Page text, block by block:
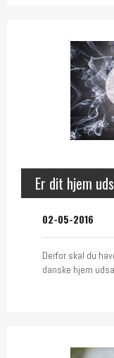
Er dit hjem
02-05-2016
Derfor skal du
danske hjem